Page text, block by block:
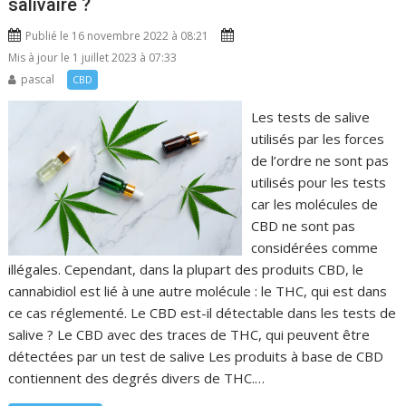
Publié le 16 novembre 2022 à 08:21
Mis à jour le 1 juillet 2023 à 07:33
pascal
CBD
Les tests de salive
utilisés par les forces
de l’ordre ne sont pas
utilisés pour les tests
car les molécules de
CBD ne sont pas
considérées comme
illégales. Cependant, dans la plupart des produits CBD, le
cannabidiol est lié à une autre molécule : le THC, qui est dans
ce cas réglementé. Le CBD est-il détectable dans les tests de
salive ? Le CBD avec des traces de THC, qui peuvent être
détectées par un test de salive Les produits à base de CBD
contiennent des degrés divers de THC.…